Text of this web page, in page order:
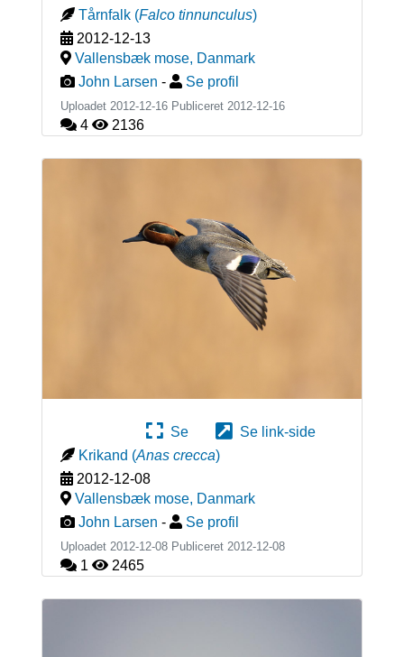
Tårnfalk (Falco tinnunculus)
2012-12-13
Vallensbæk mose, Danmark
John Larsen - Se profil
Uploadet 2012-12-16 Publiceret 2012-12-16
4 2136
Se
Se link-side
Krikand (Anas crecca)
2012-12-08
Vallensbæk mose, Danmark
John Larsen - Se profil
Uploadet 2012-12-08 Publiceret 2012-12-08
1 2465